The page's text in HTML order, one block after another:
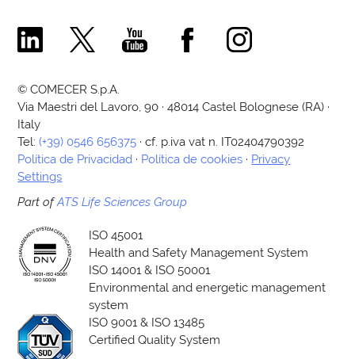
Comecer Linkedin Page
Comecer X PageComecer Youtube Channel
Comecer Facebook Page
Comecer Instagram
© COMECER S.p.A.
Via Maestri del Lavoro, 90 · 48014 Castel Bolognese (RA) ·
Italy
Tel:(+39) 0546 656375 · cf. p.iva vat n. IT02404790392
Política de Privacidad · Política de cookies · Privacy
Settings
Part ofATS Life Sciences Group
ISO 45001
Health and Safety Management System
ISO 14001 & ISO 50001
Environmental and energetic management
system
ISO 9001 & ISO 13485
Certified Quality System